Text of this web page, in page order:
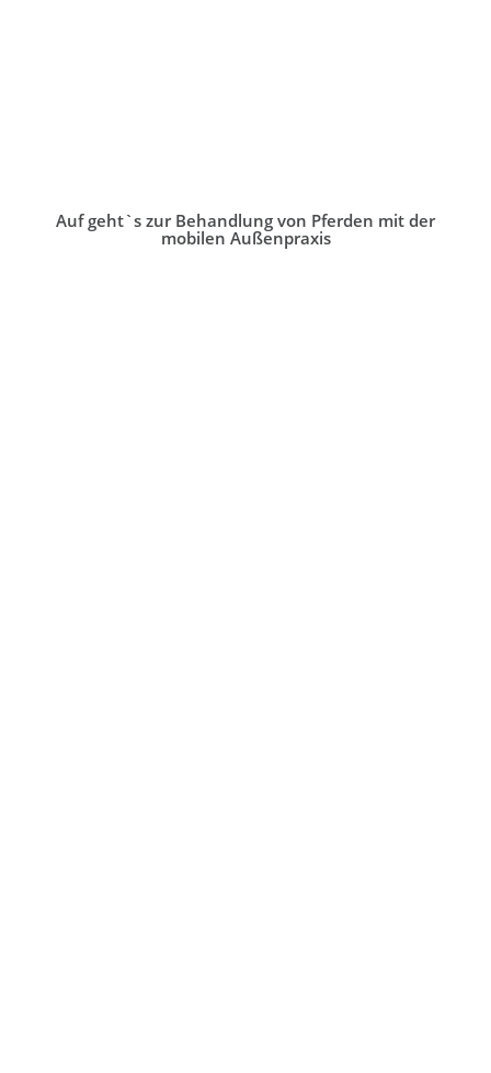
Auf geht`s zur Behandlung von Pferden mit der
mobilen Außenpraxis